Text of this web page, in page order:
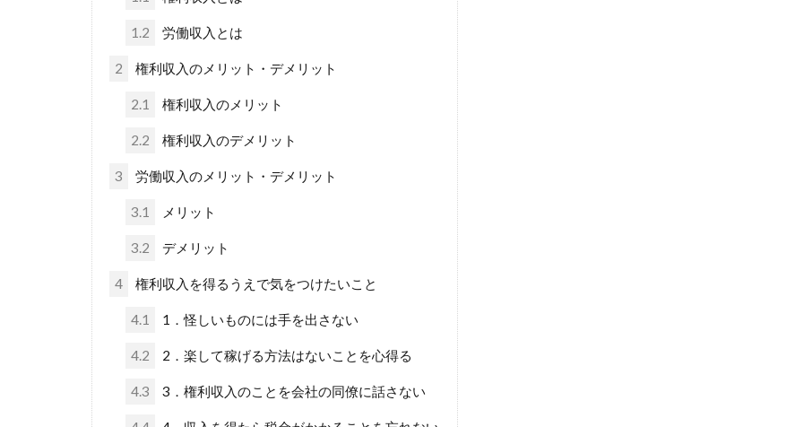
1.2 労働収入とは
2 権利収入のメリット・デメリット
2.1 権利収入のメリット
2.2 権利収入のデメリット
3 労働収入のメリット・デメリット
3.1 メリット
3.2 デメリット
4 権利収入を得るうえで気をつけたいこと
4.1 1．怪しいものには手を出さない
4.2 2．楽して稼げる方法はないことを心得る
4.3 3．権利収入のことを会社の同僚に話さない